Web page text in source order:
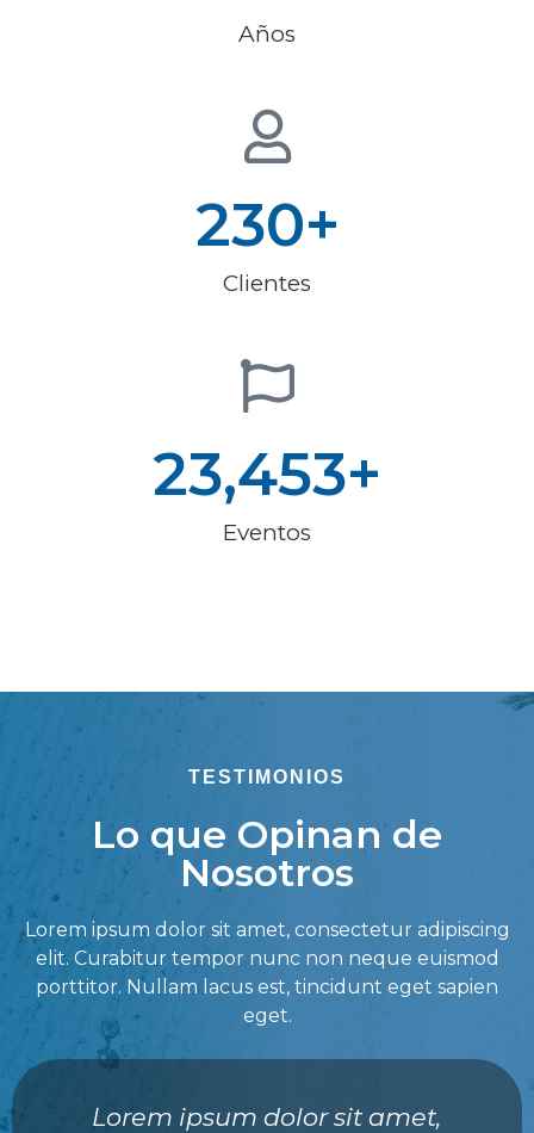
Años
230+
Clientes
23,453+
Eventos
TESTIMONIOS
Lo que Opinan de
Nosotros
Lorem ipsum dolor sit amet, consectetur adipiscing
elit. Curabitur tempor nunc non neque euismod
porttitor. Nullam lacus est, tincidunt eget sapien
eget.
Lorem ipsum dolor sit amet,